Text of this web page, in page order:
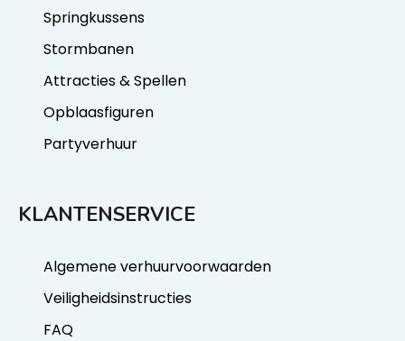
Springkussens
Stormbanen
Attracties & Spellen
Opblaasfiguren
Partyverhuur
KLANTENSERVICE
Algemene verhuurvoorwaarden
Veiligheidsinstructies
FAQ